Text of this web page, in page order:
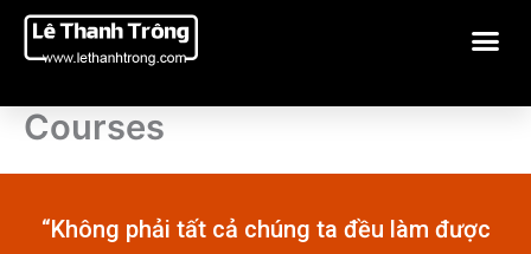
Nhảy
Courses
“Không phải tất cả chúng ta đều làm được